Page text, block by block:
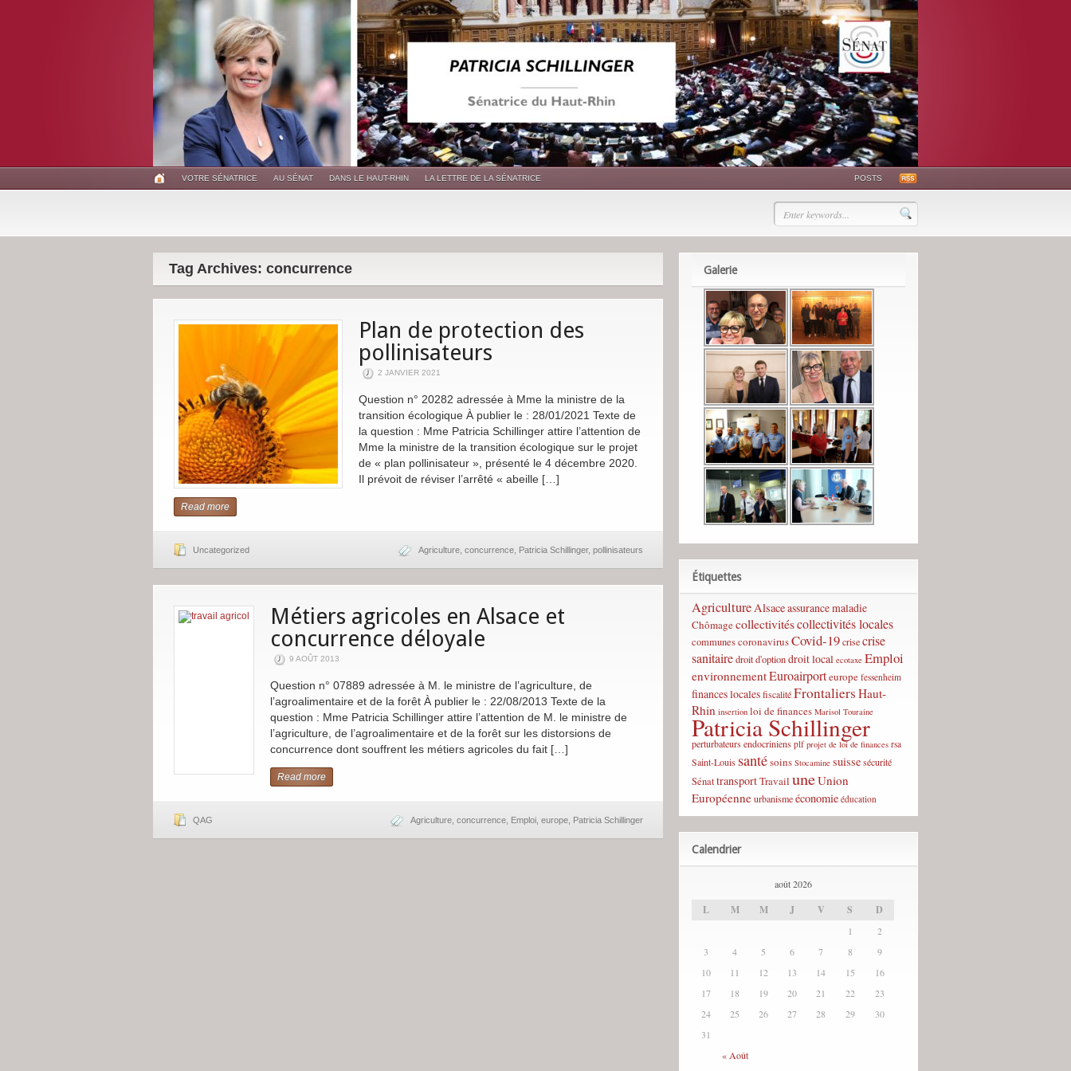
VOTRE SÉNATRICE AU SÉNAT DANS LE HAUT-RHIN LA LETTRE DE LA SÉNATRICE POSTS
Tag Archives: concurrence
Plan de protection des
pollinisateurs
2 JANVIER 2021
Question n° 20282 adressée à Mme la ministre de la
transition écologique À publier le : 28/01/2021 Texte de
la question : Mme Patricia Schillinger attire l’attention de
Mme la ministre de la transition écologique sur le projet
de « plan pollinisateur », présenté le 4 décembre 2020.
Il prévoit de réviser l’arrêté « abeille […]
Read more
Uncategorized Agriculture concurrence Patricia Schillinger, pollinisateurs
Métiers agricoles en Alsace et
concurrence déloyale
9 AOÛT 2013
Question n° 07889 adressée à M. le ministre de l’agriculture, de
l’agroalimentaire et de la forêt À publier le : 22/08/2013 Texte de la
question : Mme Patricia Schillinger attire l’attention de M. le ministre de
l’agriculture, de l’agroalimentaire et de la forêt sur les distorsions de
concurrence dont souffrent les métiers agricoles du fait […]
Read more
QAG Agriculture concurrence Emploi europe Patricia Schillinger
Galerie
Étiquettes
Agriculture Alsaceassurance maladie
Chômagecollectivitéscollectivités locales
communescoronavirusCovid-19crisecrise
sanitairedroit d'optiondroit local ecotaxe Emploi
environnementEuroairporteurope fessenheim
finances localesfiscalitéFrontaliers Haut-
Rhin insertion loi de finances Marisol Touraine
Patricia Schillinger
perturbateurs endocriniens plf projet de loi de finances rsa
Saint-Louis santésoins Stocamine suissesécurité
SénattransportTravail uneUnion
Européenneurbanismeéconomie éducation
Calendrier
août 2026
L M M J V S D
« Août
1
2
3
4 5 6 7 8
9
10
11 12 13 14 15
16
17
18 19 20 21 22
23
24
25 26 27 28 29
30
31